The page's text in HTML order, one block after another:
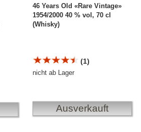
46 Years Old «Rare Vintage»
1954/2000 40 % vol, 70 cl
(Whisky)
(1)
nicht ab Lager
Ausverkauft